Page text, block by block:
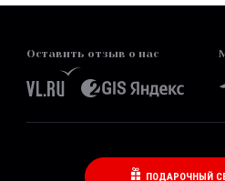
Оставить отзыв о нас
ПОДАРОЧНЫЙ